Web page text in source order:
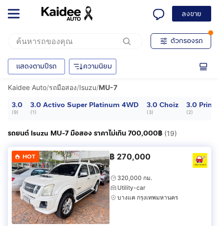
ลงขาย
ตัวกรองรถ
แสดงตามปีรถ ความนิยม
Kaidee Auto/รถมือสอง/Isuzu/MU-7
3.0
(9)
3.0 Activo Super Platinum 4WD
(1)
3.0 Choiz
(3)
3.0 Primo
(2)
รถยนต์ Isuzu MU-7 มือสอง ราคาไม่เกิน 700,000฿ (19)
HOT ฿ 270,000
320,000 กม.
Utility-car
บางแค กรุงเทพมหานคร